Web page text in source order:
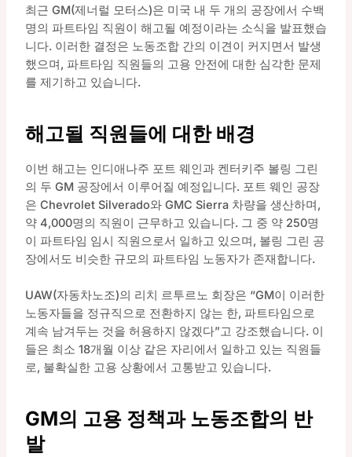
최근 GM(제너럴 모터스)은 미국 내 두 개의 공장에서 수백
명의 파트타임 직원이 해고될 예정이라는 소식을 발표했습
니다. 이러한 결정은 노동조합 간의 이견이 커지면서 발생
했으며, 파트타임 직원들의 고용 안전에 대한 심각한 문제
를 제기하고 있습니다.
해고될 직원들에 대한 배경
이번 해고는 인디애나주 포트 웨인과 켄터키주 볼링 그린
의 두 GM 공장에서 이루어질 예정입니다. 포트 웨인 공장
은 Chevrolet Silverado와 GMC Sierra 차량을 생산하며,
약 4,000명의 직원이 근무하고 있습니다. 그 중 약 250명
이 파트타임 임시 직원으로서 일하고 있으며, 볼링 그린 공
장에서도 비슷한 규모의 파트타임 노동자가 존재합니다.
UAW(자동차노조)의 리치 르투르노 회장은 “GM이 이러한
노동자들을 정규직으로 전환하지 않는 한, 파트타임으로
계속 남겨두는 것을 허용하지 않겠다”고 강조했습니다. 이
들은 최소 18개월 이상 같은 자리에서 일하고 있는 직원들
로, 불확실한 고용 상황에서 고통받고 있습니다.
GM의 고용 정책과 노동조합의 반
발